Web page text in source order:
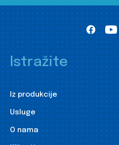
Istražite
Iz produkcije
Usluge
O nama